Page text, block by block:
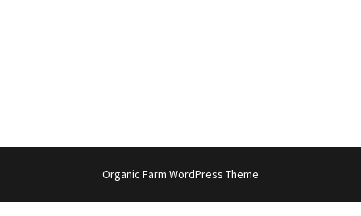
Organic Farm WordPress Theme